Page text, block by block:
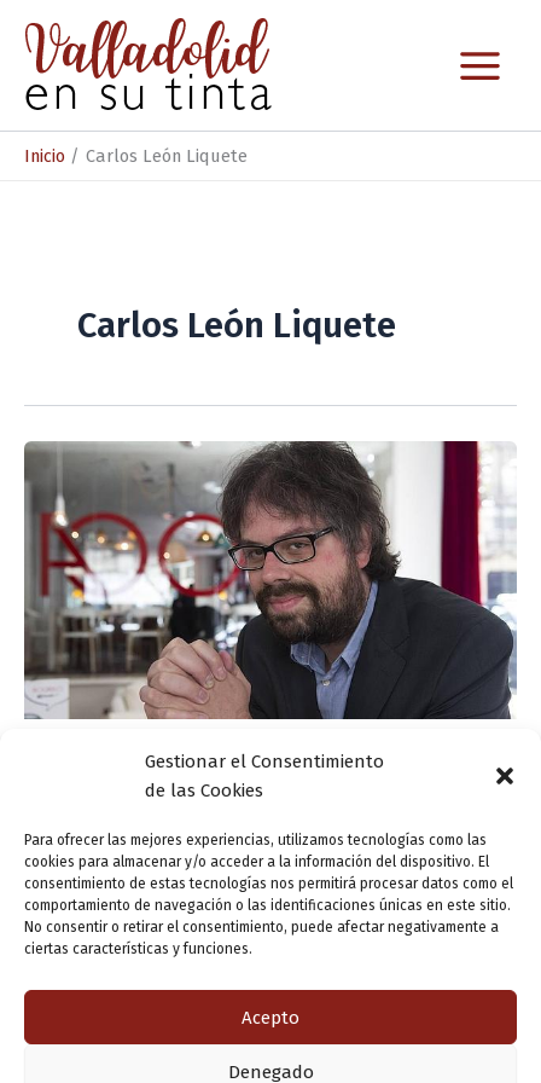
Gestionar el Consentimiento
de las Cookies
Para ofrecer las mejores experiencias, utilizamos tecnologías como las
cookies para almacenar y/o acceder a la información del dispositivo. El
consentimiento de estas tecnologías nos permitirá procesar datos como el
comportamiento de navegación o las identificaciones únicas en este sitio.
No consentir o retirar el consentimiento, puede afectar negativamente a
ciertas características y funciones.
Acepto
Denegado
contenido
Inicio Carlos León Liquete
Carlos León Liquete
La despoblación del mundo rural, a debate en
la FLV
ensutinta/9 mayo, 2017
Los datos de población que publica periódicamente el
Instituto Nacional de Estadística (INE) no sólo confirman